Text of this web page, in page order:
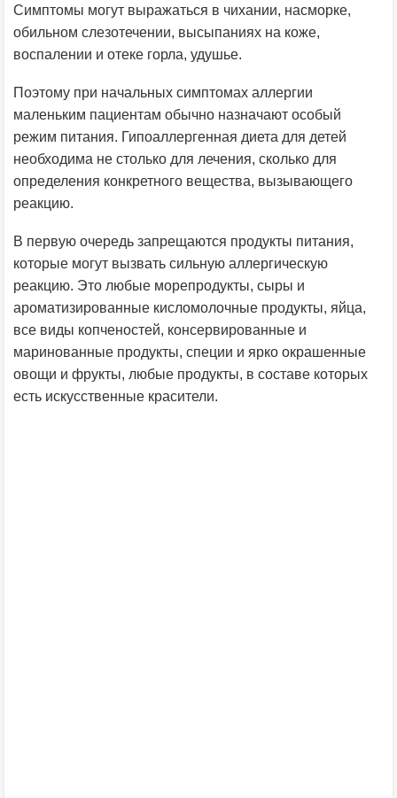
Симптомы могут выражаться в чихании, насморке,
обильном слезотечении, высыпаниях на коже,
воспалении и отеке горла, удушье.
Поэтому при начальных симптомах аллергии
маленьким пациентам обычно назначают особый
режим питания. Гипоаллергенная диета для детей
необходима не столько для лечения, сколько для
определения конкретного вещества, вызывающего
реакцию.
В первую очередь запрещаются продукты питания,
которые могут вызвать сильную аллергическую
реакцию. Это любые морепродукты, сыры и
ароматизированные кисломолочные продукты, яйца,
все виды копченостей, консервированные и
маринованные продукты, специи и ярко окрашенные
овощи и фрукты, любые продукты, в составе которых
есть искусственные красители.